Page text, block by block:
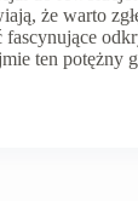
że warto
fascynujące
ten potężny